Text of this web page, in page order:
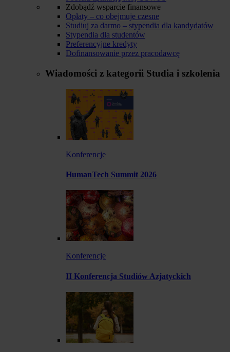
Zdobądź wsparcie finansowe
Opłaty – co obejmuje czesne
Studiuj za darmo – stypendia dla kandydatów
Stypendia dla studentów
Preferencyjne kredyty
Dofinansowanie przez pracodawcę
Wiadomości z kategorii Studia i szkolenia
Konferencje
HumanTech Summit 2026
Konferencje
II Konferencja Studiów Azjatyckich